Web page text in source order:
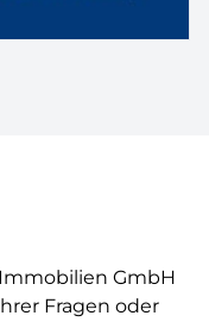
GmbH
Fragen oder